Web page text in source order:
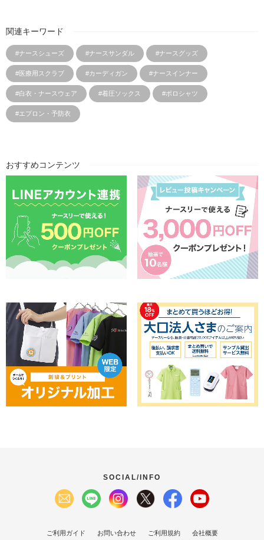
関連キーワード
#ナースシューズ #ナースサンダル #ナースグッズ
#医療用スクラブ #カーディガン #ナースインナー
#白衣・ナースウェア #着圧ソックス #ポロシャツ
#エプロン・予防衣
おすすめコンテンツ
SOCIAL/INFO
ご利用ガイド お問い合わせ ご利用規約 会社概要